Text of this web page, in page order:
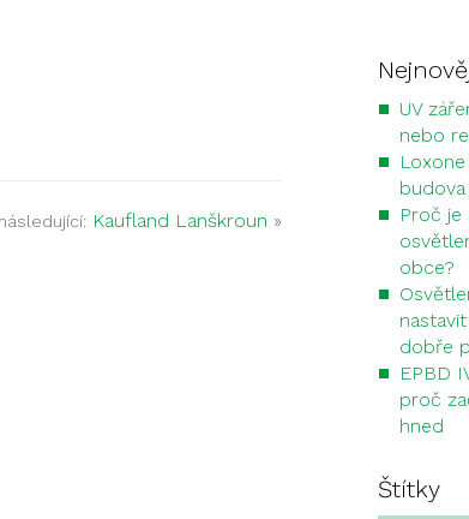
následující: Kaufland Lanškroun »
UV
nebo
Proč je
obce?
dobře
EPBD
proč
hned
Štítky